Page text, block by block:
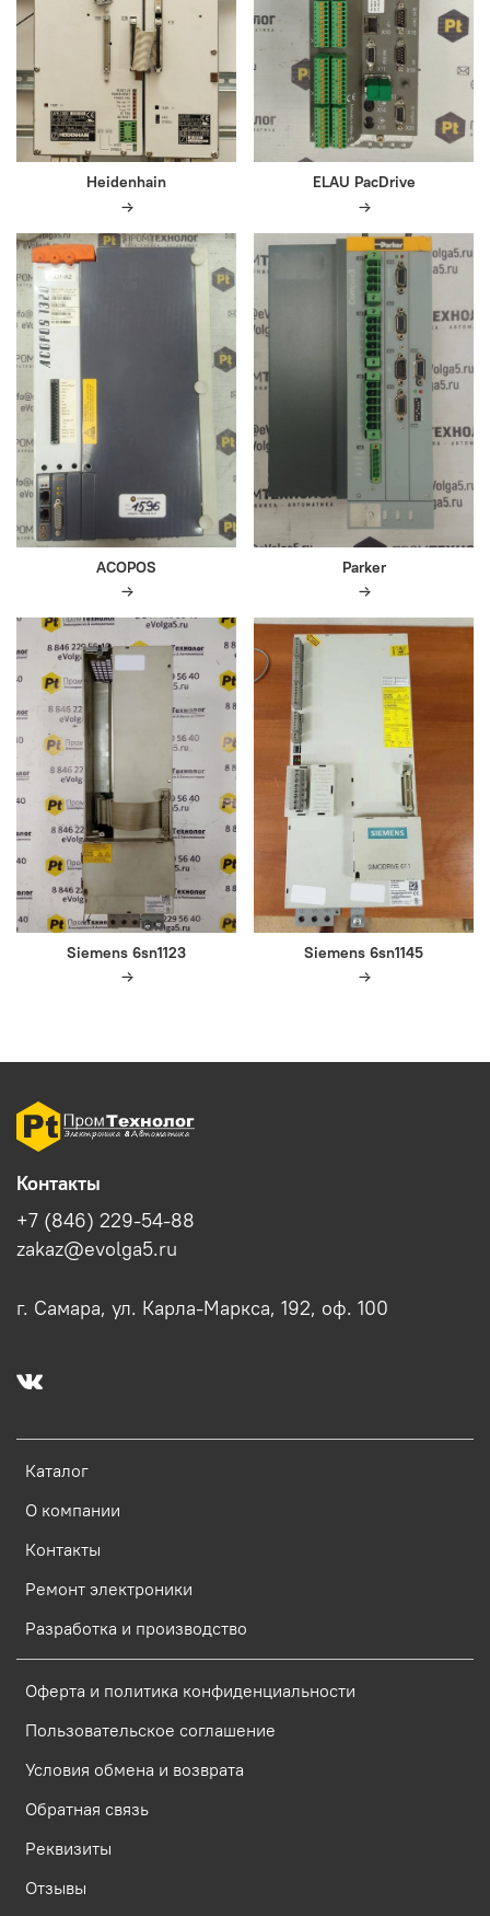
Heidenhain ELAU PacDrive
ACOPOS Parker
Siemens 6sn1123 Siemens 6sn1145
Каталог
О компании
Контакты
Ремонт электроники
Разработка и производство
Оферта и политика конфиденциальности
Пользовательское соглашение
Условия обмена и возврата
Обратная связь
Реквизиты
Отзывы
Контакты
+7 (846) 229-54-88
zakaz@evolga5.ru
г. Самара, ул. Карла-Маркса, 192, оф. 100